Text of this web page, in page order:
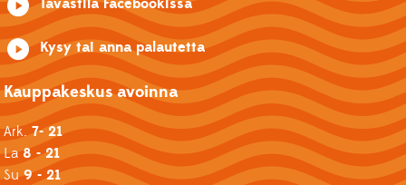
Kysy tai anna palautetta
Kauppakeskus avoinna
Ark.7- 21
La8 - 21
Su9 - 21